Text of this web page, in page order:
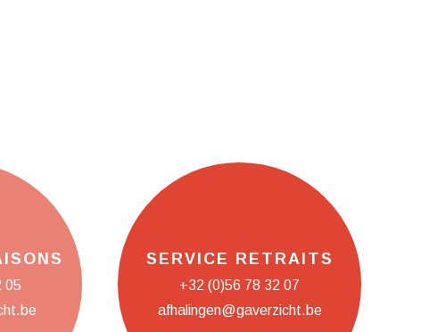
05
SERVICE RETRAITS
+32 (0)56 78 32 07
afhalingen@gaverzicht.be